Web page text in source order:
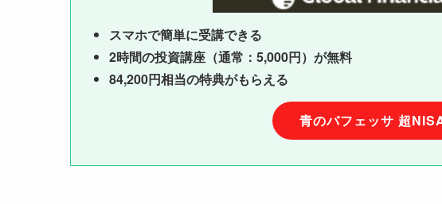
スマホで簡単に受講できる
2時間の投資講座（通常：5,000円）が無料
84,200円相当の特典がもらえる
青のバフェッサ 超